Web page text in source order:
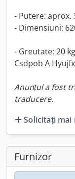
- Putere: aprox.
- Dimensiuni:
- Greutate: 20 kg
Csdpob A
Anunțul a fost
traducere.
Solicitați
Furnizor